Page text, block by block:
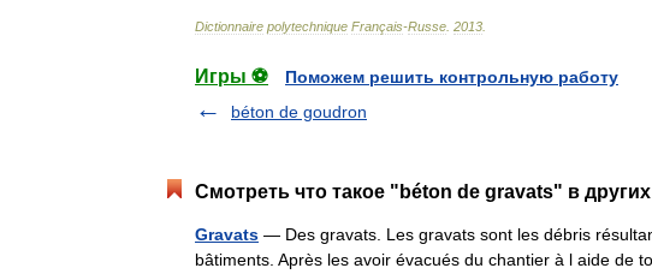
Dictionnaire polytechnique Français-Russe 2013
Игры ⚽
Поможем решить контрольную работу
béton de goudron
Смотреть что такое "béton de gravats" в
Gravats — Des gravats. Les gravats sont les débris
bâtiments. Après les avoir évacués du chantier à l aide de